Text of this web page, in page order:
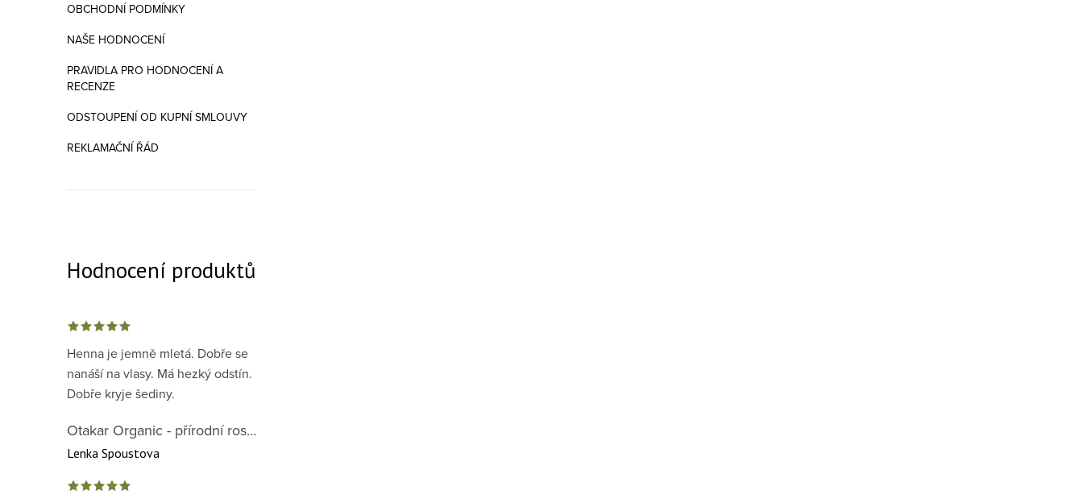
OBCHODNÍ PODMÍNKY
NAŠE HODNOCENÍ
PRAVIDLA PRO HODNOCENÍ A
RECENZE
ODSTOUPENÍ OD KUPNÍ SMLOUVY
REKLAMAČNÍ ŘÁD
Hodnocení produktů
Henna je jemně mletá. Dobře se
nanáší na vlasy. Má hezký odstín.
Dobře kryje šediny.
Otakar Organic - přírodní rostlinná barva na vlasy červená předpigmentace 1. krok
Lenka Spoustova